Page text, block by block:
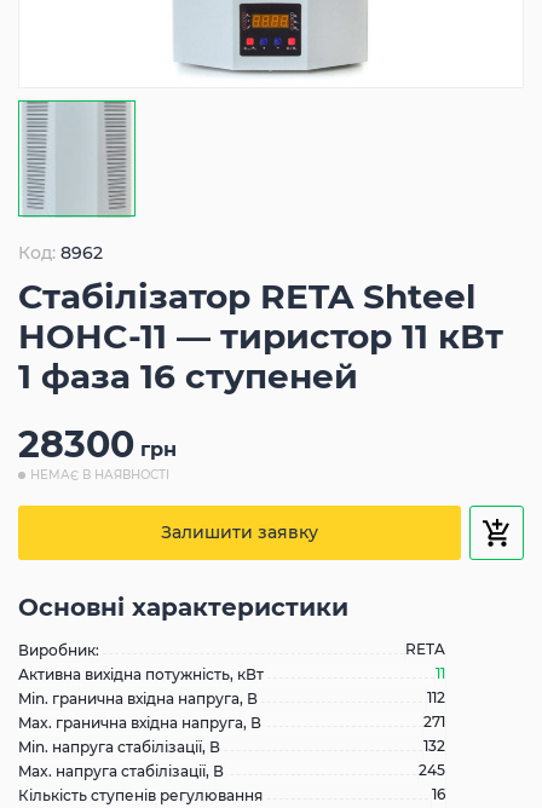
Код: 8962
Стабілізатор RETA Shteel
HOHC-11 — тиристор 11 кВт
1 фаза 16 ступеней
28300 грн
НЕМАЄ В НАЯВНОСТІ
Залишити заявку
Основні характеристики
Виробник:
RETA
Активна вихідна потужність, кВт
11
Min. гранична вхідна напруга, В
112
Max. гранична вхідна напруга, В
271
Min. напруга стабілізації, В
132
Max. напруга стабілізації, В
245
Кількість ступенів регулювання
16